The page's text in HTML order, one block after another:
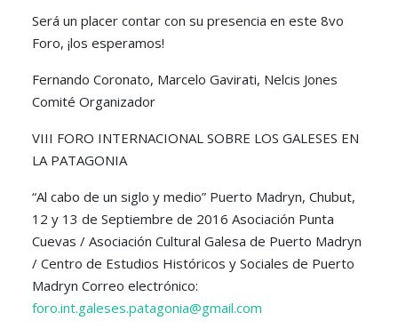
Será un placer contar con su presencia en este 8vo
Foro, ¡los esperamos!
Fernando Coronato, Marcelo Gavirati, Nelcis Jones
Comité Organizador
VIII FORO INTERNACIONAL SOBRE LOS GALESES EN
LA PATAGONIA
“Al cabo de un siglo y medio” Puerto Madryn, Chubut,
12 y 13 de Septiembre de 2016 Asociación Punta
Cuevas / Asociación Cultural Galesa de Puerto Madryn
/ Centro de Estudios Históricos y Sociales de Puerto
Madryn Correo electrónico:
foro.int.galeses.patagonia@gmail.com